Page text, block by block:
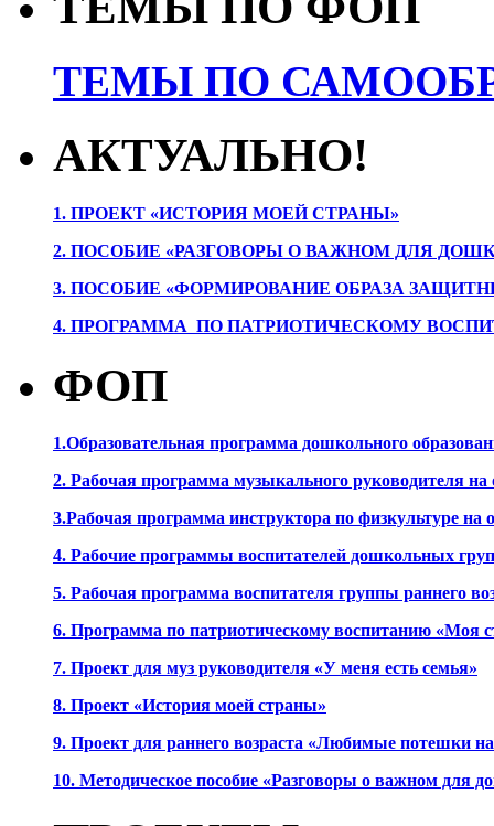
ТЕМЫ ПО
АКТУАЛЬНО!
1. ПРОЕКТ «ИСТОРИЯ МОЕЙ СТРАНЫ»
2. ПОСОБИЕ «РАЗГОВОРЫ О ВАЖНОМ ДЛЯ
3. ПОСОБИЕ «ФОРМИРОВАНИЕ ОБРАЗА
4. ПРОГРАММА ПО ПАТРИОТИЧЕСКОМУ
ФОП
1.Образовательная программа дошкольного
2. Рабочая программа музыкального руководителя
3.Рабочая программа инструктора по физкультуре
4. Рабочие программы воспитателей дошкольных
5. Рабочая программа воспитателя группы раннего
6. Программа по патриотическому воспитанию «Моя
7. Проект для муз руководителя «У меня есть семья»
8. Проект «История моей страны»
9. Проект для раннего возраста «Любимые потешки
10. Методическое пособие «Разговоры о важном для